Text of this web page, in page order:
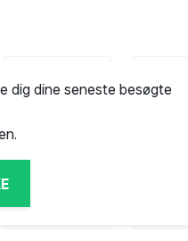
dig dine seneste besøgte